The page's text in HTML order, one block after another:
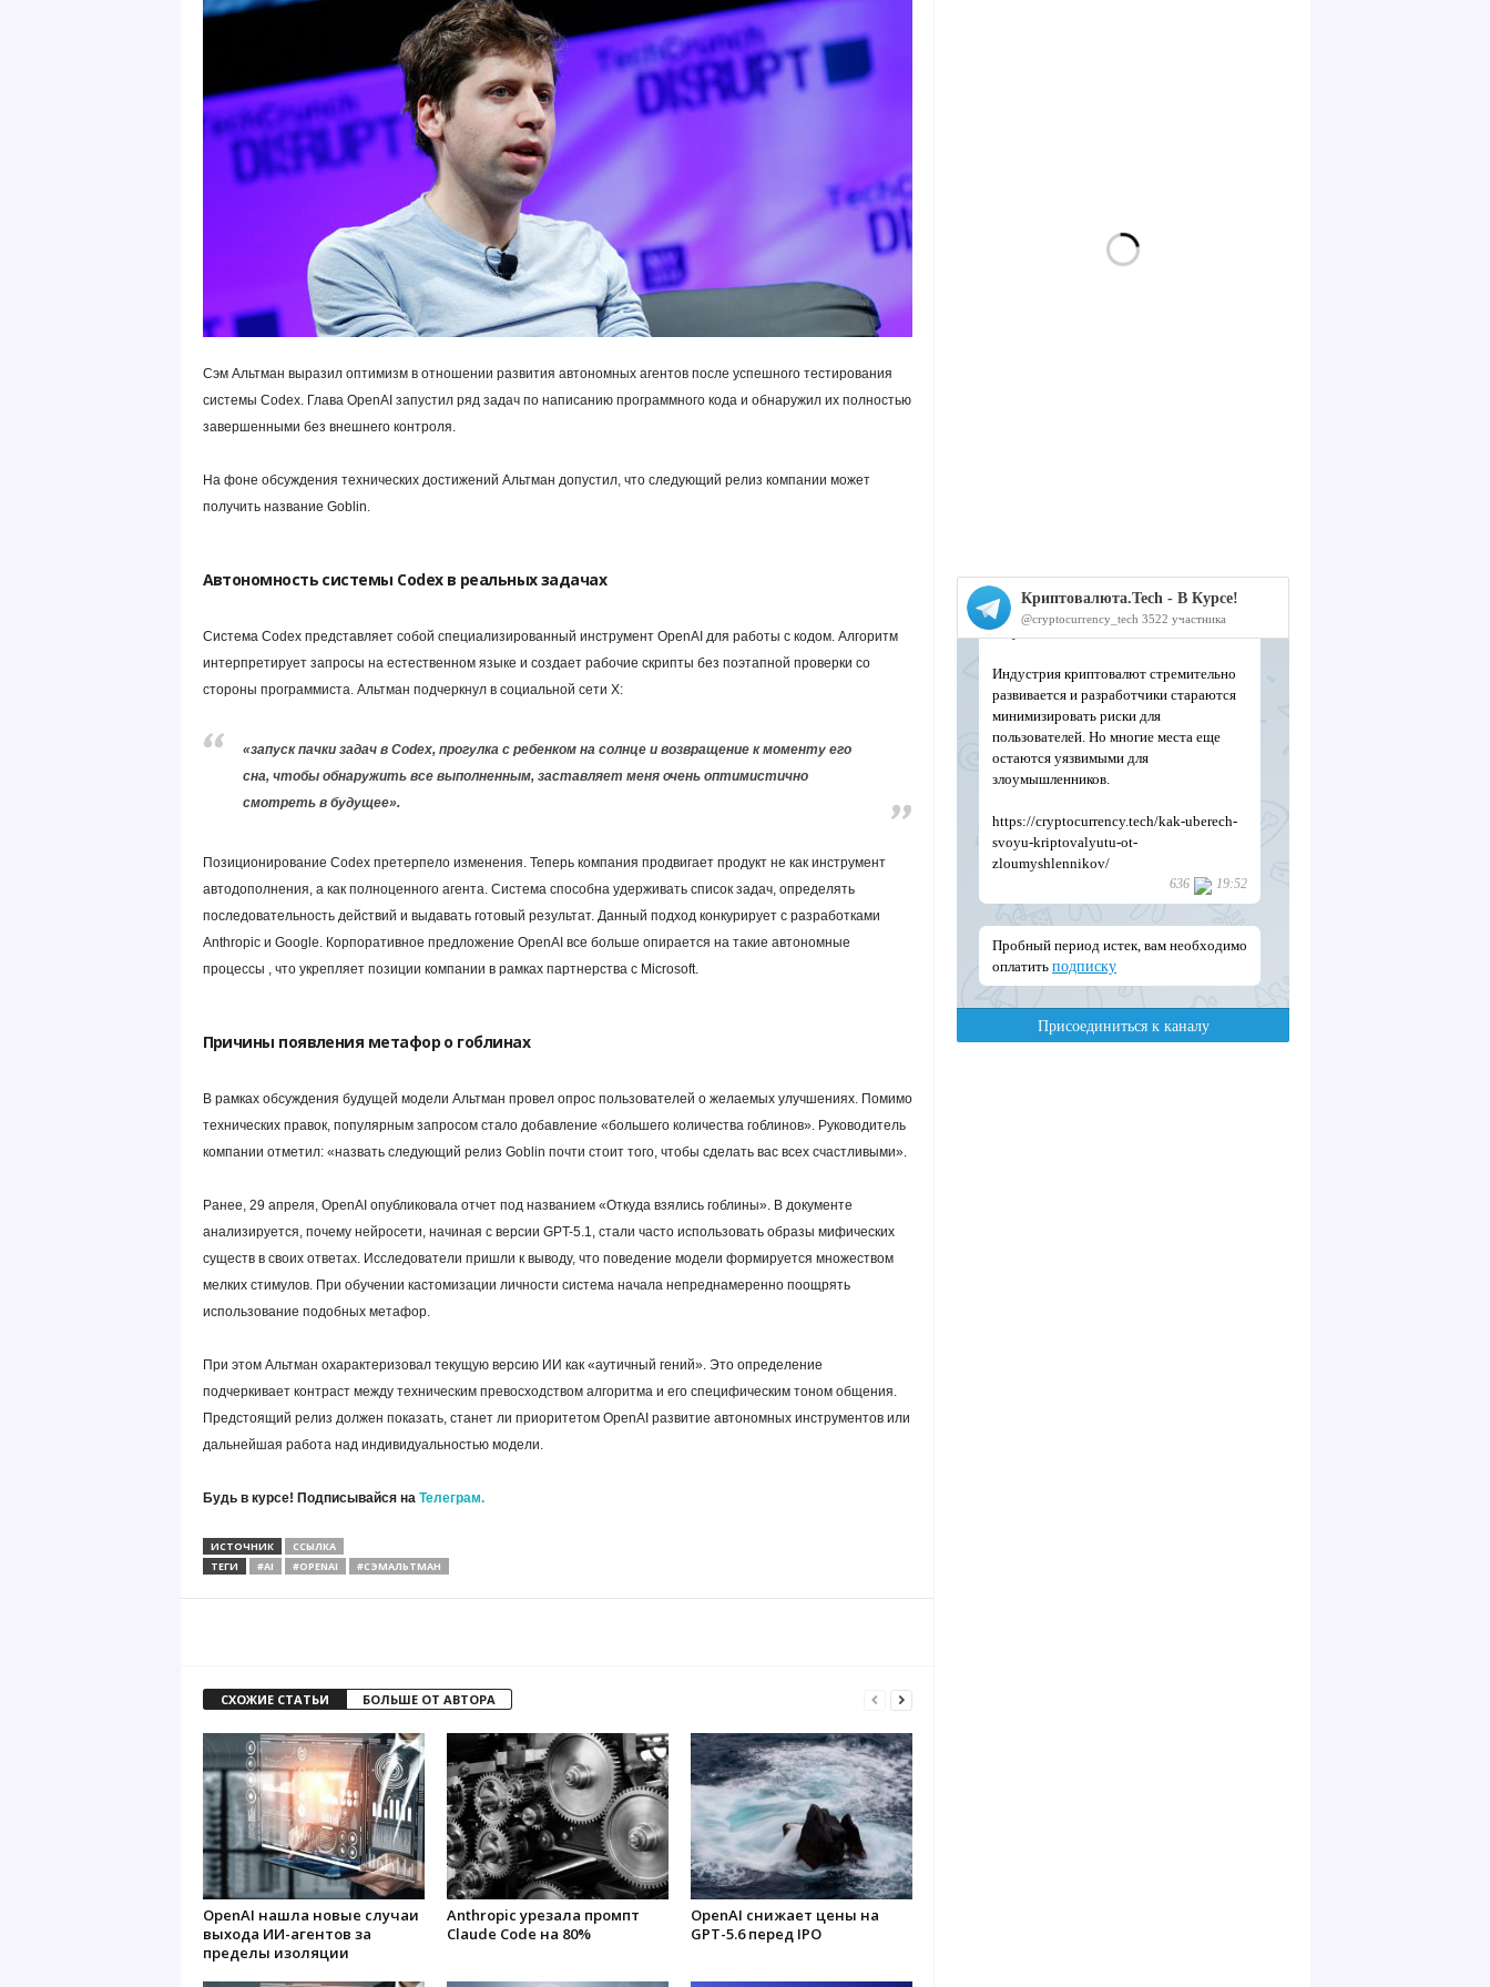
Сэм Альтман выразил оптимизм в отношении развития автономных агентов после успешного тестирования
системы Codex. Глава OpenAI запустил ряд задач по написанию программного кода и обнаружил их полностью
завершенными без внешнего контроля.
На фоне обсуждения технических достижений Альтман допустил, что следующий релиз компании может
получить название Goblin.
Автономность системы Codex в реальных задачах
Система Codex представляет собой специализированный инструмент OpenAI для работы с кодом. Алгоритм
интерпретирует запросы на естественном языке и создает рабочие скрипты без поэтапной проверки со
стороны программиста. Альтман подчеркнул в социальной сети X:
«запуск пачки задач в Codex, прогулка с ребенком на солнце и возвращение к моменту его
сна, чтобы обнаружить все выполненным, заставляет меня очень оптимистично
смотреть в будущее».
Позиционирование Codex претерпело изменения. Теперь компания продвигает продукт не как инструмент
автодополнения, а как полноценного агента. Система способна удерживать список задач, определять
последовательность действий и выдавать готовый результат. Данный подход конкурирует с разработками
Anthropic и Google. Корпоративное предложение OpenAI все больше опирается на такие автономные
процессы , что укрепляет позиции компании в рамках партнерства с Microsoft.
Причины появления метафор о гоблинах
В рамках обсуждения будущей модели Альтман провел опрос пользователей о желаемых улучшениях. Помимо
технических правок, популярным запросом стало добавление «большего количества гоблинов». Руководитель
компании отметил: «назвать следующий релиз Goblin почти стоит того, чтобы сделать вас всех счастливыми».
Ранее, 29 апреля, OpenAI опубликовала отчет под названием «Откуда взялись гоблины». В документе
анализируется, почему нейросети, начиная с версии GPT-5.1, стали часто использовать образы мифических
существ в своих ответах. Исследователи пришли к выводу, что поведение модели формируется множеством
мелких стимулов. При обучении кастомизации личности система начала непреднамеренно поощрять
использование подобных метафор.
При этом Альтман охарактеризовал текущую версию ИИ как «аутичный гений». Это определение
подчеркивает контраст между техническим превосходством алгоритма и его специфическим тоном общения.
Предстоящий релиз должен показать, станет ли приоритетом OpenAI развитие автономных инструментов или
дальнейшая работа над индивидуальностью модели.
Будь в курсе! Подписывайся на Телеграм.
ИСТОЧНИК
ССЫЛКА
ТЕГИ
#AI #OPENAI #СЭМАЛЬТМАН
СХОЖИЕ СТАТЬИ БОЛЬШЕ ОТ АВТОРА
OpenAI нашла новые случаи
выхода ИИ-агентов за
пределы изоляции
Anthropic урезала промпт
Claude Code на 80%
OpenAI снижает цены на
GPT-5.6 перед IPO